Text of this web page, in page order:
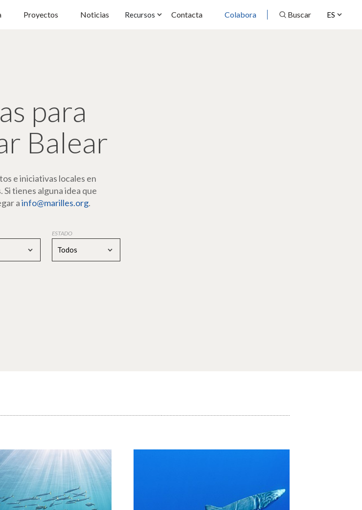
ES
Proyectos Noticias Recursos Contacta Colabora Buscar
para
Balear
e iniciativas locales en
tienes alguna idea que
ainfo@marilles.org.
ESTADO
Todos